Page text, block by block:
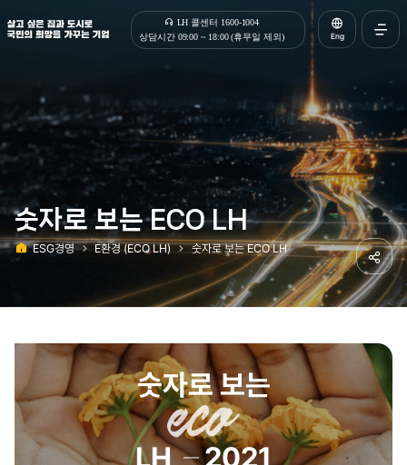
살고 싶은 집과 도시로 국민의 희망을 가꾸는 기업 | 한국토지주택공사
LH 콜센터 1600-1004
상담시간 09:00 ~ 18:00 (휴무일 제외)
Eng
열기
숫자로 보는 ECO LH
ESG경영 E환경 (ECO LH) 숫자로 보는 ECO LH
공유
숫자로 보는
LH 2021